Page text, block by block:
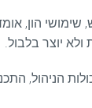
הון,
יוצר בלבול.
הניהול,